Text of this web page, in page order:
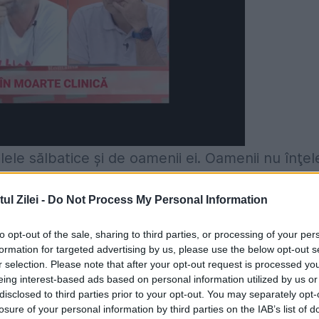
Zilei - Do Not Process My Personal Information
opt-out of the sale, sharing to third parties, or processing of your
for targeted advertising by us, please use the below opt-out
selection. Please note that after your opt-out request is processed
interest-based ads based on personal information utilized by us
to third parties prior to your opt-out. You may separately
of your personal information by third parties on the IAB’s list of
sălbatice şi de oamenii ei. Oamenii nu
să arătăm lumii ce peisaje minunate are
Ottley, producătorul serialului Wild
episoade ale serialului, şi despre
Wild Carpathia, dedicat românilor.